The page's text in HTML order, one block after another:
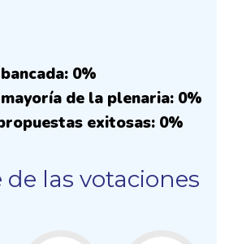
0%
de la plenaria: 0%
exitosas: 0%
de las votaciones